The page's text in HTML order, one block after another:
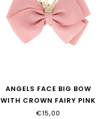
ANGELS FACE BIG BOW
WITH CROWN FAIRY PINK
€15,00